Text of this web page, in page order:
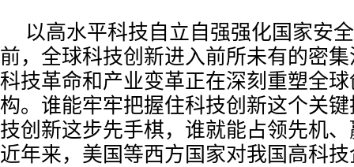
以高水平科技自立自强强化国家安
前，全球科技创新进入前所未有的密
科技革命和产业变革正在深刻重塑全
构。谁能牢牢把握住科技创新这个关
技创新这步先手棋，谁就能占领先机
近年来，美国等西方国家对我国高科